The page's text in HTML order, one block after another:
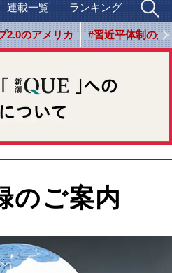
連載一覧 ランキング
2.0のアメリカ #習近平体制の光
のご案内